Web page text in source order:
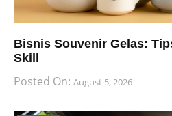
Bisnis Souvenir Gelas:
Skill
Posted On: August 5, 2026